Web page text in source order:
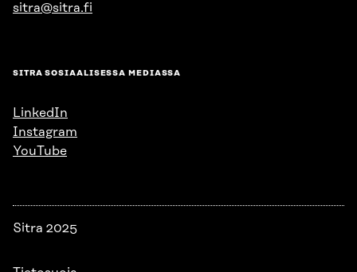
sitra@sitra.fi
SITRA SOSIAALISESSA MEDIASSA
LinkedIn
Instagram
YouTube
Sitra 2025